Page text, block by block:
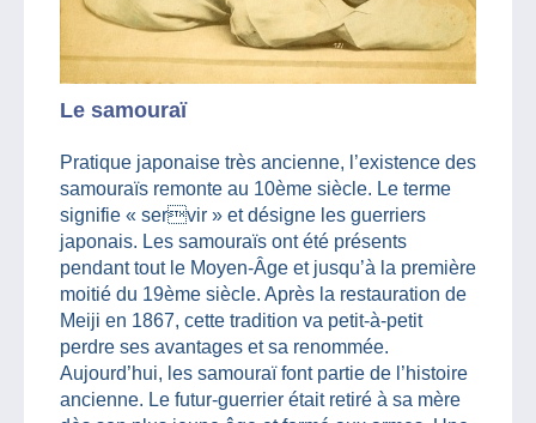
Le samouraï
Pratique japonaise très ancienne, l’existence des
samouraïs remonte au 10ème siècle. Le terme
signifie « servir » et désigne les guerriers
japonais. Les samouraïs ont été présents
pendant tout le Moyen-Âge et jusqu’à la première
moitié du 19ème siècle. Après la restauration de
Meiji en 1867, cette tradition va petit-à-petit
perdre ses avantages et sa renommée.
Aujourd’hui, les samouraï font partie de l’histoire
ancienne. Le futur-guerrier était retiré à sa mère